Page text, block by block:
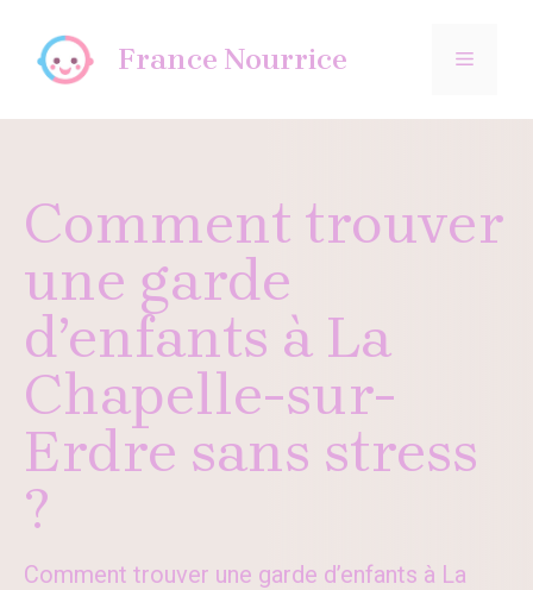
contenu
France Nourrice MENU
Comment trouver
une garde
d’enfants à La
Chapelle-sur-
Erdre sans stress
?
Comment trouver une garde d’enfants à La